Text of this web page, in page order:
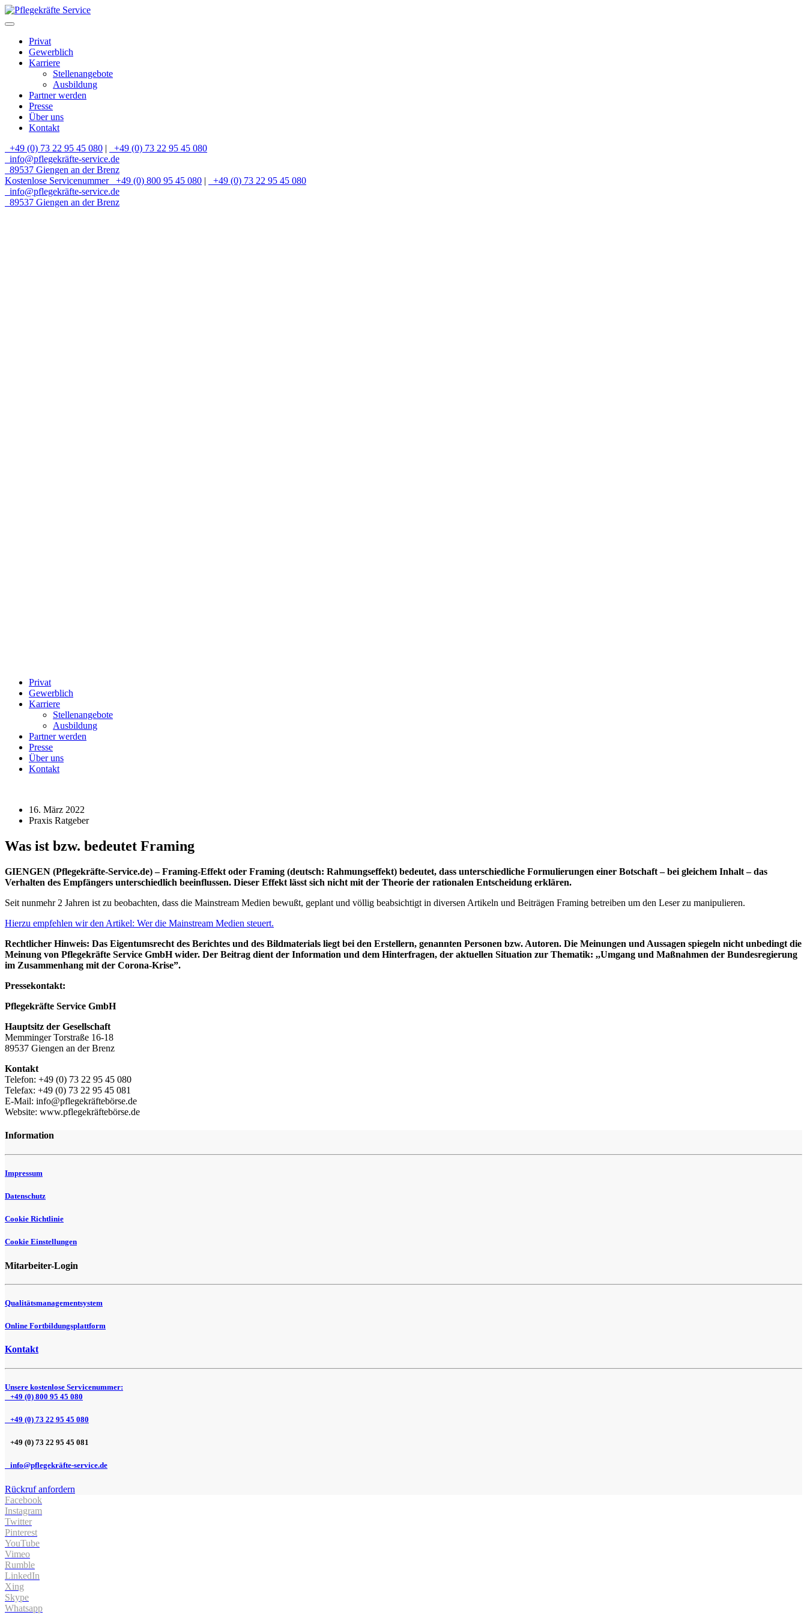
Privat
Gewerblich
Karriere
Stellenangebote
Ausbildung
Partner werden
Presse
Über uns
Kontakt
+49 (0) 73 22 95 45 080 |
+49 (0) 73 22 95 45 080
info@pflegekräfte-service.de
89537 Giengen an der Brenz
Kostenlose Servicenummer
+49 (0) 800 95 45 080 |
+49 (0) 73 22 95 45 080
info@pflegekräfte-service.de
89537 Giengen an der Brenz
Privat
Gewerblich
Karriere
Stellenangebote
Ausbildung
Partner werden
Presse
Über uns
Kontakt
16. März 2022
Praxis Ratgeber
Was ist bzw. bedeutet Framing
GIENGEN (Pflegekräfte-Service.de) –Framing-Effekt oder Framing (deutsch: Rahmungseffekt) bedeutet, dass unterschiedliche Formulierungen einer Botschaft – bei gleichem Inhalt – das
Verhalten des Empfängers unterschiedlich beeinflussen. Dieser Effekt lässt sich nicht mit der Theorie der rationalen Entscheidung erklären.
Seit nunmehr 2 Jahren ist zu beobachten, dass die Mainstream Medien bewußt, geplant und völlig beabsichtigt in diversen Artikeln und Beiträgen Framing betreiben um den Leser zu manipulieren.
Hierzu empfehlen wir den Artikel: Wer die Mainstream Medien steuert.
Rechtlicher Hinweis: Das Eigentumsrecht des Berichtes und des Bildmaterials liegt bei den Erstellern, genannten Personen bzw. Autoren. Die Meinungen und Aussagen spiegeln nicht unbedingt die
Meinung von Pflegekräfte Service GmbH wider. Der Beitrag dient der Information und dem Hinterfragen, der aktuellen Situation zur Thematik: ,,Umgang und Maßnahmen der Bundesregierung
im Zusammenhang mit der Corona-Krise”.
Pressekontakt:
Pflegekräfte Service GmbH
Hauptsitz der Gesellschaft
Memminger Torstraße 16-18
89537 Giengen an der Brenz
Kontakt
Telefon: +49 (0) 73 22 95 45 080
Telefax: +49 (0) 73 22 95 45 081
E-Mail: info@pflegekräftebörse.de
Website: www.pflegekräftebörse.de
Information
Impressum
Datenschutz
Cookie Richtlinie
Cookie Einstellungen
Mitarbeiter-Login
Qualitätsmanagementsystem
Online Fortbildungsplattform
Kontakt
Unsere kostenlose Servicenummer:
+49 (0) 800 95 45 080
+49 (0) 73 22 95 45 080
+49 (0) 73 22 95 45 081
info@pflegekräfte-service.de
Rückruf anfordern
Facebook
Instagram
Twitter
Pinterest
YouTube
Vimeo
Rumble
LinkedIn
Xing
Skype
Whatsapp